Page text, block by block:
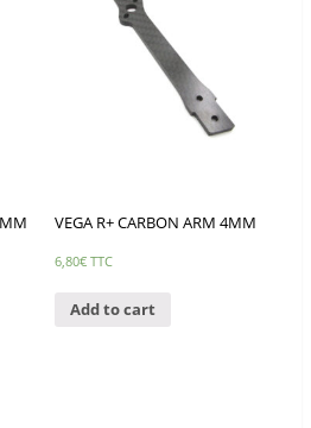
VEGA R+ CARBON ARM 4MM
6,80€ TTC
Add to cart